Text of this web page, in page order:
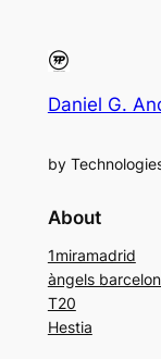
Daniel G.
by
About
1miramadrid
àngels
T20
Hestia